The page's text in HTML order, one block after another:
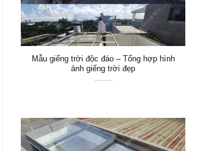
Mẫu giếng trời độc đáo – Tổng hợp hình
ảnh giếng trời đẹp